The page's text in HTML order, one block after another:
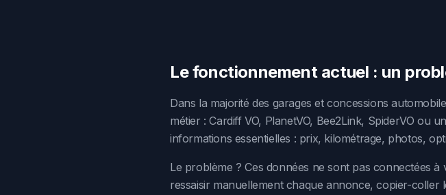
Le fonctionnement actuel : un
Dans la majorité des garages et concessions
métier : Cardiff VO, PlanetVO, Bee2Link, SpiderVO ou
informations essentielles : prix, kilométrage, photos,
Le problème ? Ces données ne sont pas connectées
ressaisir manuellement chaque annonce, copier-